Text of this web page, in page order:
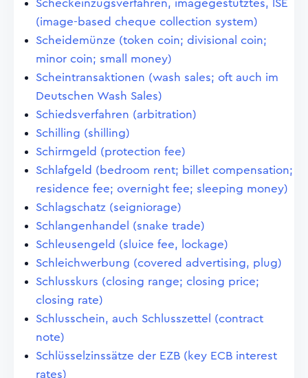
Scheckeinzugsverfahren, imagegestütztes, ISE
(image-based cheque collection system)
Scheidemünze (token coin; divisional coin;
minor coin; small money)
Scheintransaktionen (wash sales; oft auch im
Deutschen Wash Sales)
Schiedsverfahren (arbitration)
Schilling (shilling)
Schirmgeld (protection fee)
Schlafgeld (bedroom rent; billet compensation;
residence fee; overnight fee; sleeping money)
Schlagschatz (seigniorage)
Schlangenhandel (snake trade)
Schleusengeld (sluice fee, lockage)
Schleichwerbung (covered advertising, plug)
Schlusskurs (closing range; closing price;
closing rate)
Schlusschein, auch Schlusszettel (contract
note)
Schlüsselzinssätze der EZB (key ECB interest
rates)